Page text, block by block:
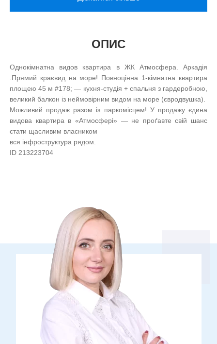
ОПИС
Однокімнатна видов квартира в ЖК Атмосфера. Аркадія
.Прямий краєвид на море! Повноцінна 1-кімнатна квартира
площею 45 м #178; — кухня-студія + спальня з гардеробною,
великий балкон із неймовірним видом на море (євродвушка).
Можливий продаж разом із паркомісцем! У продажу єдина
видова квартира в «Атмосфері» — не проґавте свій шанс
стати щасливим власником
вся інфроструктура рядом.
ID 213223704